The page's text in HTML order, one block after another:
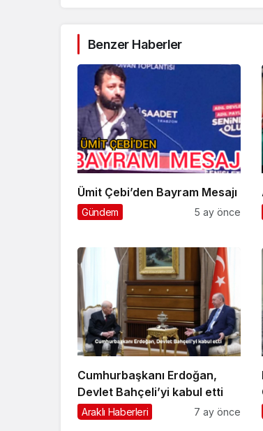
Benzer Haberler
Ümit Çebi’den Bayram Mesajı
Gündem 5 ay önce
Cumhurbaşkanı Erdoğan,
Devlet Bahçeli’yi kabul etti
Araklı Haberleri 7 ay önce